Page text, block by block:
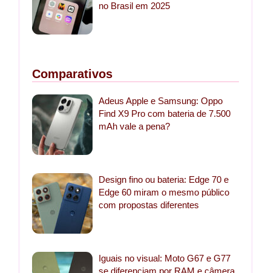
no Brasil em 2025
Comparativos
Adeus Apple e Samsung: Oppo
Find X9 Pro com bateria de 7.500
mAh vale a pena?
Design fino ou bateria: Edge 70 e
Edge 60 miram o mesmo público
com propostas diferentes
Iguais no visual: Moto G67 e G77